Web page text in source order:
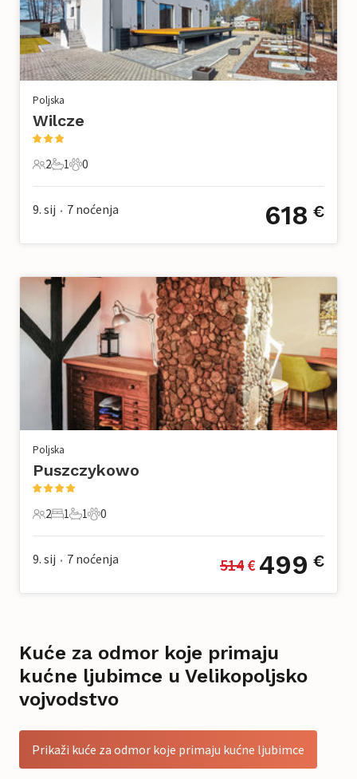
Poljska
Wilcze
2 Gosti
2
1 Kupaonica
1
0 Kućni ljubimac
0
9. sij • 7 noćenja 618 €
Poljska
Puszczykowo
2 Gosti
2
1 Spavaća soba
1
1 Kupaonica
1
0 Kućni ljubimac
0
9. sij • 7 noćenja 514 € 499 €
Kuće za odmor koje primaju
kućne ljubimce u Velikopoljsko
vojvodstvo
Prikaži kuće za odmor koje primaju kućne ljubimce